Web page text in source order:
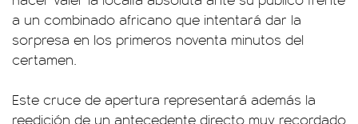
a un combinado africano que intentará dar la
sorpresa en los primeros noventa minutos del
certamen.
Este cruce de apertura representará además la
reedición de un antecedente directo muy recordado